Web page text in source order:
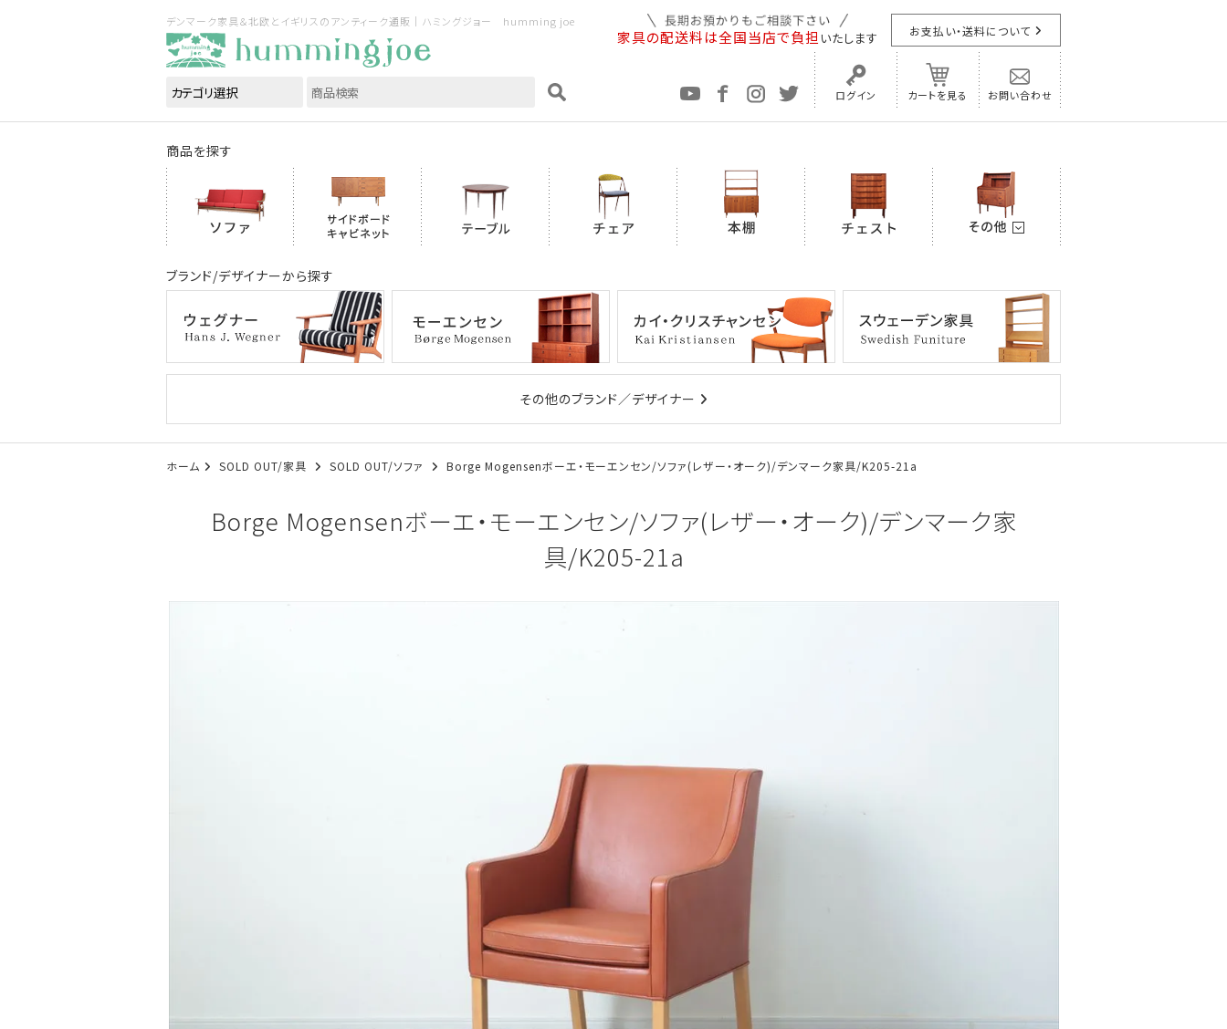
デンマーク家具＆北欧とイギリスのアンティーク通販｜ハミングジョー humming joe
家具の配送料は全国当店で負担 いたします お支払い・送料について
ログイン カートを見る お問い合わせ
商品を探す
ブランド/デザイナーから探す
その他のブランド／デザイナー
ホーム SOLD OUT/家具 SOLD OUT/ソファ Borge Mogensenボーエ・モーエンセン/ソファ(レザー・オーク)/デンマーク家具/K205-21a
Borge Mogensenボーエ・モーエンセン/ソファ(レザー・オーク)/デンマーク家
具/K205-21a